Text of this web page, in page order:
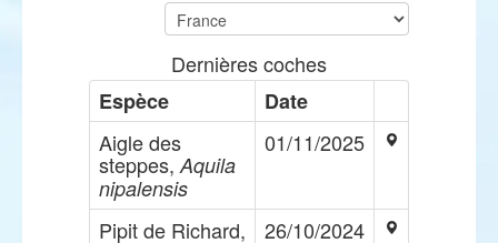
Dernières coches
Espèce
Date
Aigle des
steppes, Aquila
nipalensis
01/11/2025
Pipit de Richard, 26/10/2024